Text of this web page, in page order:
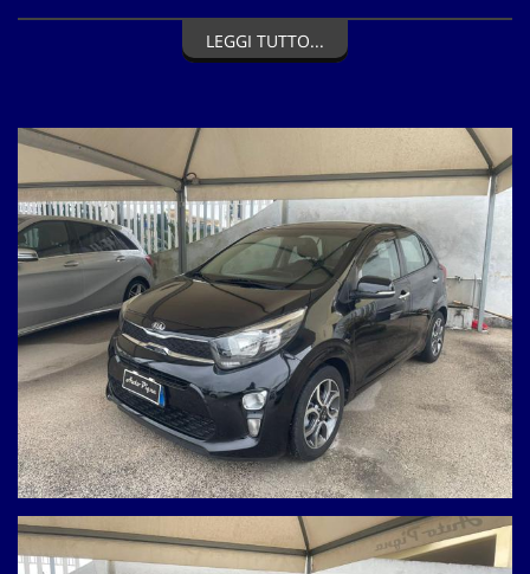
Scadenza revisione serbatoio GPL 12/2028
Alzacristalli elettrici anteriori e posteriori
Autoradio Touch screen
bluetooth
USB
Apple CarPlay e Android Auto
Telecamera Posteriore
Limitatore di velocità
Comandi al volante
Comandi vocali
Sensori luci
Luci diurne
Cerchi in lega
Citycar elegante ricca di accessori, economica nei consumi e
perfetta per chi cerca comfort e affidabilità!
Visibile presso la nostra sede – prova su strada disponibile
LEGGI TUTTO...